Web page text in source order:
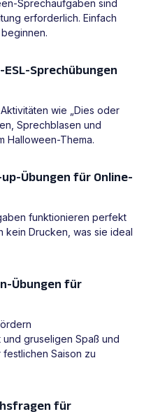
Sprechaufgaben sind
erforderlich. Einfach
Sprechübungen
wie „Dies oder
Sprechblasen und
Halloween-Thema.
Übungen für Online-
funktionieren perfekt
kein Drucken, was sie ideal
Übungen für
gruseligen Spaß und
Saison zu
für